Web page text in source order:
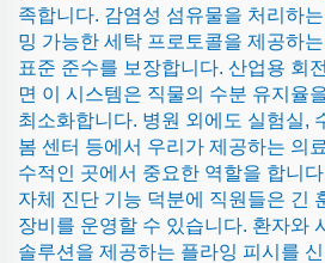
족합니다. 감염성 섬유물을 처리하
밍 가능한 세탁 프로토콜을 제공하
표준 준수를 보장합니다. 산업용 회
면 이 시스템은 직물의 수분 유지율
최소화합니다. 병원 외에도 실험실,
봄 센터 등에서 우리가 제공하는 의
수적인 곳에서 중요한 역할을 합니
자체 진단 기능 덕분에 직원들은 긴
장비를 운영할 수 있습니다. 환자와
솔루션을 제공하는 플라잉 피시를